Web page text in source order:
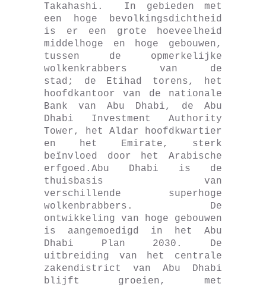
Takahashi. In gebieden met
een hoge bevolkingsdichtheid
is er een grote hoeveelheid
middelhoge en hoge gebouwen,
tussen de opmerkelijke
wolkenkrabbers van de
stad; de Etihad torens, het
hoofdkantoor van de nationale
Bank van Abu Dhabi, de Abu
Dhabi Investment Authority
Tower, het Aldar hoofdkwartier
en het Emirate, sterk
beïnvloed door het Arabische
erfgoed.Abu Dhabi is de
thuisbasis van
verschillende superhoge
wolkenbrabbers. De
ontwikkeling van hoge gebouwen
is aangemoedigd in het Abu
Dhabi Plan 2030. De
uitbreiding van het centrale
zakendistrict van Abu Dhabi
blijft groeien, met